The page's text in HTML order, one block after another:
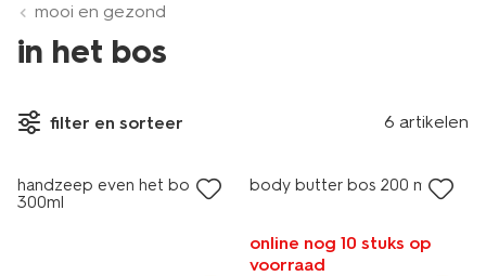
mooi en gezond
in het bos
filter en sorteer 6 artikelen
vegan
handzeep even het bos in
300ml
body butter bos 200 ml
online nog 10 stuks op
voorraad